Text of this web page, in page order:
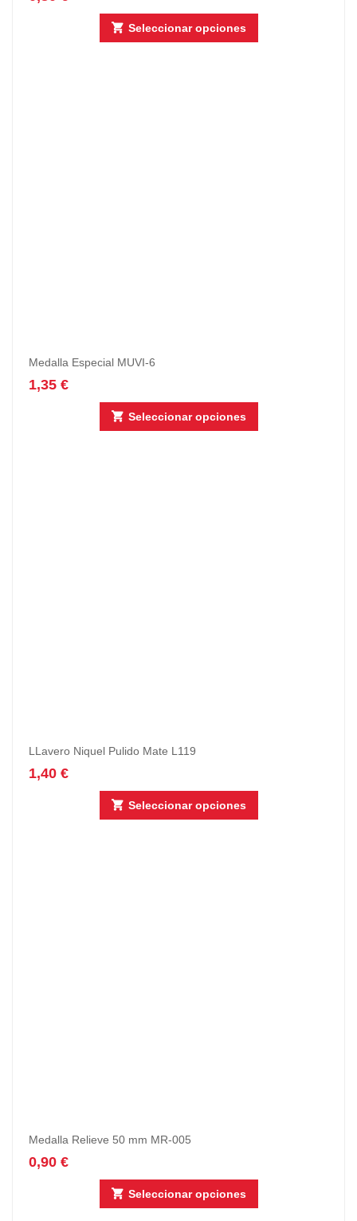
Seleccionar opciones
Medalla Especial MUVI-6
1,35 €
Seleccionar opciones
LLavero Niquel Pulido Mate L119
1,40 €
Seleccionar opciones
Medalla Relieve 50 mm MR-005
0,90 €
Seleccionar opciones